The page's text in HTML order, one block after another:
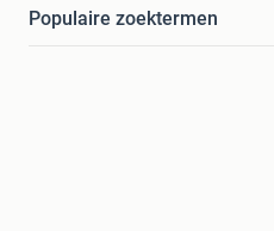
Populaire zoektermen